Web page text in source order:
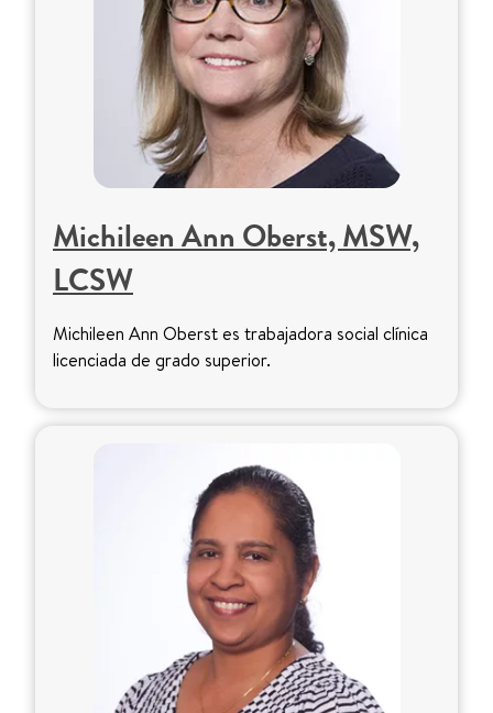
Michileen Ann Oberst, MSW,
LCSW
Michileen Ann Oberst es trabajadora social clínica
licenciada de grado superior.